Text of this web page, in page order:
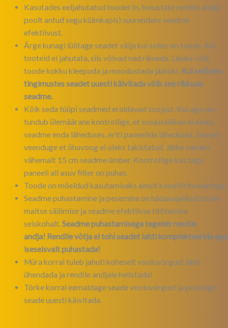
Kasutades eeljahutatud toodet (n. hoiustate rendile andja
poolt antud segu külmkapis) suurendate seadme
efektiivust.
Ärge kunagi lülitage seadet välja kui selles on toode. Kui
tooteid ei jahutata, siis võivad nad rikneda. Lisaks võib
toode kokku kleepuda ja moodustada jäätüki. Kui sellistes
tingimustes seadet uuesti käivitada võib see rikkuda
seadme.
Kõik seda tüüpi seadmed eraldavad soojust. Kui aga see
tundub ülemäärane kontrollige, et soojusallikas ei asuks
seadme enda läheduses, eriti paneelide läheduses. Samuti
veenduge et õhuvoog ei oleks takistatud. Jätke vabaks
vähemalt 15 cm seadme ümber. Kontrollige kas taga
paneeli all asuv filter on puhas.
Toode on mõeldud kasutamiseks ainult kondiitritoodetega.
Seadme puhastamine ja pesemine on hädavajalikud toote
maitse säilimise ja seadme efektiivse töötamise
seiskohalt.Seadme puhastamisega tegeleb rendile
andja! Rendile võtja ei tohi seadet lahti komplekteerida ega
iseseisvalt puhastada!
Müra korral tuleb jahuti koheselt vooluvõrgust lahti
ühendada ja rendile andjale helistada!
Tõrke korral eemaldage seade vooluvõrgust ja proovige
seade uuesti käivitada.